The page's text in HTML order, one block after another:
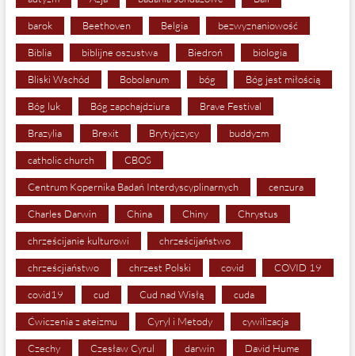
barok Beethoven Belgia bezwyznaniowość
Biblia biblijne oszustwa Biedroń biologia
Bliski Wschód Bobolanum bóg Bóg jest miłością
Bóg luk Bóg zapchajdziura Brave Festival
Brazylia Brexit Brytyjczycy buddyzm
catholic church CBOS
Centrum Kopernika Badań Interdyscyplinarnych cenzura
Charles Darwin China Chiny Chrystus
chrześcijanie kulturowi chrześcijaństwo
chrześcjiaństwo chrzest Polski covid COVID 19
covid19 cud Cud nad Wisłą cuda
Ćwiczenia z ateizmu Cyryl i Metody cywilizacja
Czechy Czesław Cyrul darwin David Hume